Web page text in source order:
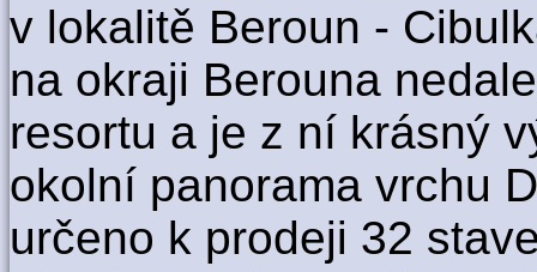
v lokalitě Beroun -
na okraji Berouna
resortu a je z ní krásný
okolní panorama vrchu
určeno k prodeji 32